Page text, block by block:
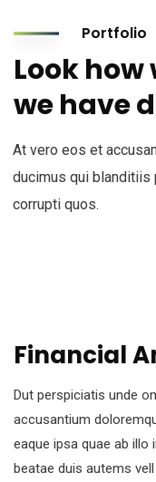
Portfolio
Look
we have
At vero eos et
ducimus qui blanditiis
corrupti quos.
Financial
Dut perspiciatis unde
accusantium
eaque ipsa quae ab
beatae duis autems